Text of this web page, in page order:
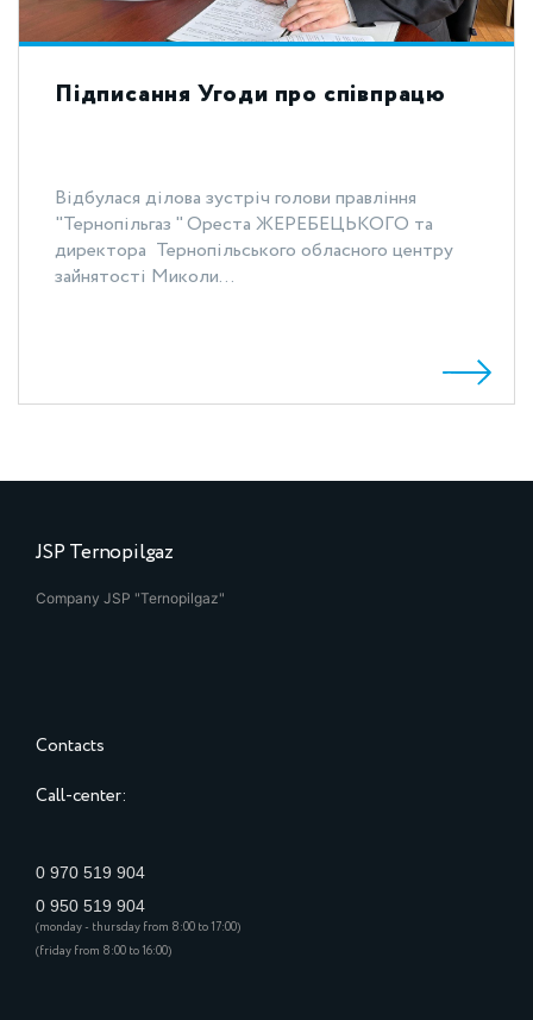
Підписання Угоди про співпрацю
Відбулася ділова зустріч голови правління
"Тернопільгаз " Ореста ЖЕРЕБЕЦЬКОГО та
директора Тернопільського обласного центру
зайнятості Миколи...
JSP Ternopilgaz
Company JSP "Ternopilgaz"
Contacts
Call-center:
0 970 519 904
0 950 519 904
(monday - thursday from 8:00 to 17:00)
(friday from 8:00 to 16:00)